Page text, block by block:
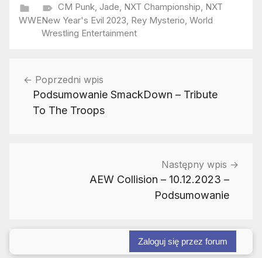
WWE
CM Punk, Jade NXT Championship NXT
New Year's Evil 2023 Rey Mysterio World
Wrestling Entertainment
wpisu
Poprzedni wpis
Podsumowanie SmackDown – Tribute
To The Troops
Następny wpis
AEW Collision – 10.12.2023 –
Podsumowanie
Zaloguj się przez forum